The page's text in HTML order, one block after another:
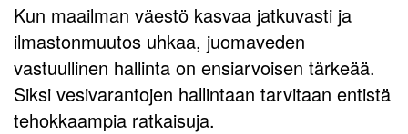
Kun maailman väestö kasvaa jatkuvasti ja
ilmastonmuutos uhkaa, juomaveden
vastuullinen hallinta on ensiarvoisen tärkeää.
Siksi vesivarantojen hallintaan tarvitaan entistä
tehokkaampia ratkaisuja.